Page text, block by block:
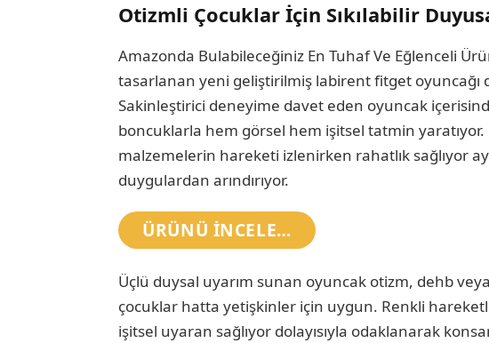
Otizmli Çocuklar İçin Sıkılabilir
Amazonda Bulabileceğiniz En Tuhaf Ve Eğlenceli
tasarlanan yeni geliştirilmiş labirent fitget oyuncağı
Sakinleştirici deneyime davet eden oyuncak
boncuklarla hem görsel hem işitsel tatmin yaratıyor.
malzemelerin hareketi izlenirken rahatlık sağlıyor
duygulardan arındırıyor.
ÜRÜNÜ INCELE…
Üçlü duysal uyarım sunan oyuncak otizm, dehb
çocuklar hatta yetişkinler için uygun. Renkli
işitsel uyaran sağlıyor dolayısıyla odaklanarak